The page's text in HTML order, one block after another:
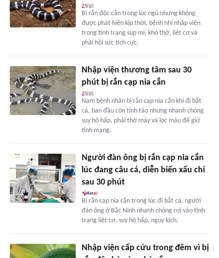
Bị rắn độc cắn trong lúc ngủ nhưng không
được phát hiện kịp thời, bệnh nhi nhập viện
trong tình trạng sụp mi, khó thở, liệt cơ và
phải hồi sức tích cực.
Nhập viện thương tâm sau 30
phút bị rắn cạp nia cắn
Nam bệnh nhân bị rắn cạp nia cắn khi đi bắt
cá, ban đầu còn tỉnh táo nhưng nhanh chóng
suy hô hấp, phải thở máy và lọc máu để giữ
tính mạng.
Người đàn ông bị rắn cạp nia cắn
lúc đang câu cá, diễn biến xấu chỉ
sau 30 phút
Bị rắn cạp nia cắn trong lúc đi bắt cá, người
đàn ông ở Bắc Ninh nhanh chóng rơi vào tình
trạng liệt cơ, suy hô hấp, nguy kịch.
Nhập viện cấp cứu trong đêm vì bị